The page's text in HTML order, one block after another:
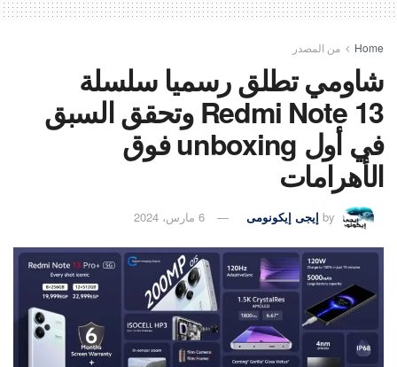
Home من المصدر
شاومي تطلق رسميا سلسلة
Redmi Note 13 وتحقق السبق
في أول unboxing فوق
الأهرامات
by إيجى إيكونومى 6 مارس، 2024